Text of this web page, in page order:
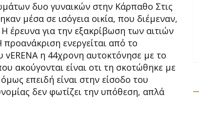
δυο γυναικών στην Κάρπαθο Στις
μέσα σε ισόγεια οικία, που διέμεναν,
έρευνα για την εξακρίβωση των αιτιών
ενεργείται από το
η 44χρονη αυτοκτόνησε με το
ακούγονται είναι οτι τη σκοτώθηκε με
επειδή είναι στην είσοδο του
δεν φωτίζει την υπόθεση, απλά